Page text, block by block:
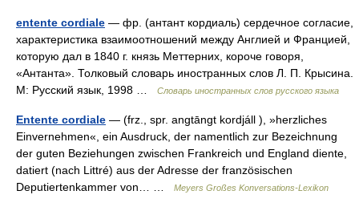
entente cordiale — фр. (антант кордиаль) сердечное согласие,
характеристика взаимоотношений между Англией и Францией,
которую дал в 1840 г. князь Меттерних, короче говоря,
«Антанта». Толковый словарь иностранных слов Л. П. Крысина.
М: Русский язык, 1998 …
Словарь иностранных слов русского языка
Entente cordiale — (frz., spr. angtāngt kordjáll ), »herzliches
Einvernehmen«, ein Ausdruck, der namentlich zur Bezeichnung
der guten Beziehungen zwischen Frankreich und England diente,
datiert (nach Littré) aus der Adresse der französischen
Deputiertenkammer von… …
Meyers Großes Konversations-Lexikon